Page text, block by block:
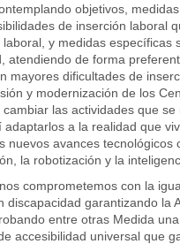
objetivos,
de inserción laboral
laboral, y medidas específicas
atendiendo de forma
mayores dificultades de
y modernización de los
cambiar las actividades que se
adaptarlos a la realidad que
nuevos avances tecnológicos
la robotización y la
comprometemos con la
discapacidad garantizando la
entre otras Medida
accesibilidad universal que